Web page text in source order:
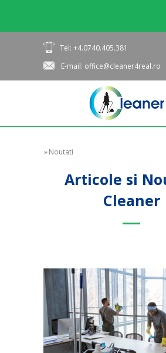
Tel: +4.0740.405.381
E-mail: office@cleaner4real.ro
»Noutati
Articole si
Cleaner